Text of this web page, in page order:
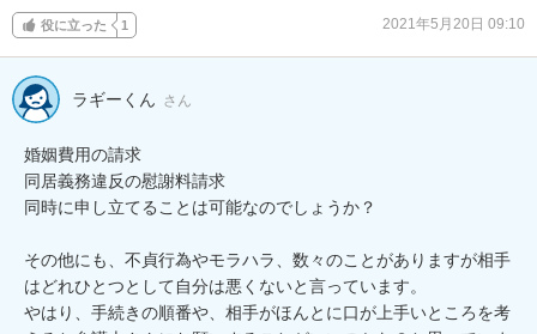
役に立った 1 2021年5月20日 09:10
ラギーくん さん
婚姻費用の請求
同居義務違反の慰謝料請求
同時に申し立てることは可能なのでしょうか？
その他にも、不貞行為やモラハラ、数々のことがありますが相手
はどれひとつとして自分は悪くないと言っています。
やはり、手続きの順番や、相手がほんとに口が上手いところを考